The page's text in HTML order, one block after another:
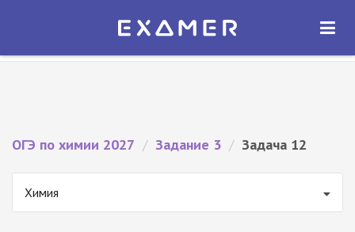
Экзамер — ЕГЭ 2027
ОТКРЫТЬ
ОГЭ по химии 2027 / Задание 3 / Задача 12
Химия